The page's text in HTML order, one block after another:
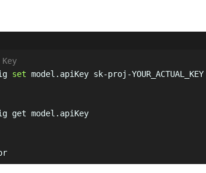
set model.apiKey sk-proj-YOUR_ACTUAL_KEY
get model.apiKey